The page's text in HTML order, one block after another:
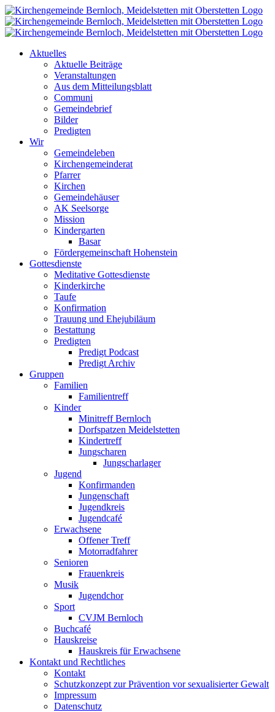
Zum
Inhalt
springen
Aktuelles
Aktuelle Beiträge
Veranstaltungen
Aus dem Mitteilungsblatt
Communi
Gemeindebrief
Bilder
Predigten
Wir
Gemeindeleben
Kirchengemeinderat
Pfarrer
Kirchen
Gemeindehäuser
AK Seelsorge
Mission
Kindergarten
Basar
Fördergemeinschaft Hohenstein
Gottesdienste
Meditative Gottesdienste
Kinderkirche
Taufe
Konfirmation
Trauung und Ehejubiläum
Bestattung
Predigten
Predigt Podcast
Predigt Archiv
Gruppen
Familien
Familientreff
Kinder
Minitreff Bernloch
Dorfspatzen Meidelstetten
Kindertreff
Jungscharen
Jungscharlager
Jugend
Konfirmanden
Jungenschaft
Jugendkreis
Jugendcafé
Erwachsene
Offener Treff
Motorradfahrer
Senioren
Frauenkreis
Musik
Jugendchor
Sport
CVJM Bernloch
Buchcafé
Hauskreise
Hauskreis für Erwachsene
Kontakt und Rechtliches
Kontakt
Schutzkonzept zur Prävention vor sexualisierter Gewalt
Impressum
Datenschutz